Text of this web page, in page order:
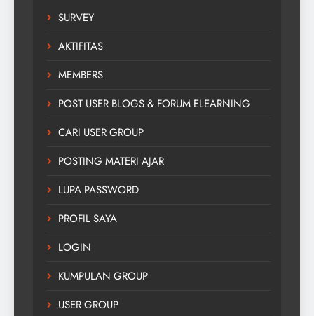
SURVEY
AKTIFITAS
MEMBERS
POST USER BLOGS & FORUM ELEARNING
CARI USER GROUP
POSTING MATERI AJAR
LUPA PASSWORD
PROFIL SAYA
LOGIN
KUMPULAN GROUP
USER GROUP